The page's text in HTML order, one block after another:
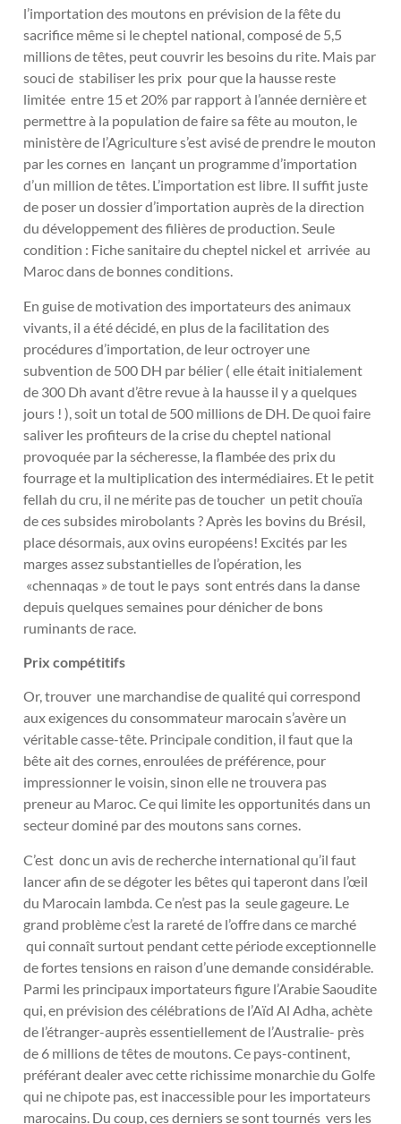
l’importation des moutons en prévision de la fête du
sacrifice même si le cheptel national, composé de 5,5
millions de têtes, peut couvrir les besoins du rite. Mais par
souci de stabiliser les prix pour que la hausse reste
limitée entre 15 et 20% par rapport à l’année dernière et
permettre à la population de faire sa fête au mouton, le
ministère de l’Agriculture s’est avisé de prendre le mouton
par les cornes en lançant un programme d’importation
d’un million de têtes. L’importation est libre. Il suffit juste
de poser un dossier d’importation auprès de la direction
du développement des filières de production. Seule
condition : Fiche sanitaire du cheptel nickel et arrivée au
Maroc dans de bonnes conditions.
En guise de motivation des importateurs des animaux
vivants, il a été décidé, en plus de la facilitation des
procédures d’importation, de leur octroyer une
subvention de 500 DH par bélier ( elle était initialement
de 300 Dh avant d’être revue à la hausse il y a quelques
jours ! ), soit un total de 500 millions de DH. De quoi faire
saliver les profiteurs de la crise du cheptel national
provoquée par la sécheresse, la flambée des prix du
fourrage et la multiplication des intermédiaires. Et le petit
fellah du cru, il ne mérite pas de toucher un petit chouïa
de ces subsides mirobolants ? Après les bovins du Brésil,
place désormais, aux ovins européens! Excités par les
marges assez substantielles de l’opération, les
«chennaqas » de tout le pays sont entrés dans la danse
depuis quelques semaines pour dénicher de bons
ruminants de race.
Prix compétitifs
Or, trouver une marchandise de qualité qui correspond
aux exigences du consommateur marocain s’avère un
véritable casse-tête. Principale condition, il faut que la
bête ait des cornes, enroulées de préférence, pour
impressionner le voisin, sinon elle ne trouvera pas
preneur au Maroc. Ce qui limite les opportunités dans un
secteur dominé par des moutons sans cornes.
C’est donc un avis de recherche international qu’il faut
lancer afin de se dégoter les bêtes qui taperont dans l’œil
du Marocain lambda. Ce n’est pas la seule gageure. Le
grand problème c’est la rareté de l’offre dans ce marché
qui connaît surtout pendant cette période exceptionnelle
de fortes tensions en raison d’une demande considérable.
Parmi les principaux importateurs figure l’Arabie Saoudite
qui, en prévision des célébrations de l’Aïd Al Adha, achète
de l’étranger-auprès essentiellement de l’Australie- près
de 6 millions de têtes de moutons. Ce pays-continent,
préférant dealer avec cette richissime monarchie du Golfe
qui ne chipote pas, est inaccessible pour les importateurs
marocains. Du coup, ces derniers se sont tournés vers les